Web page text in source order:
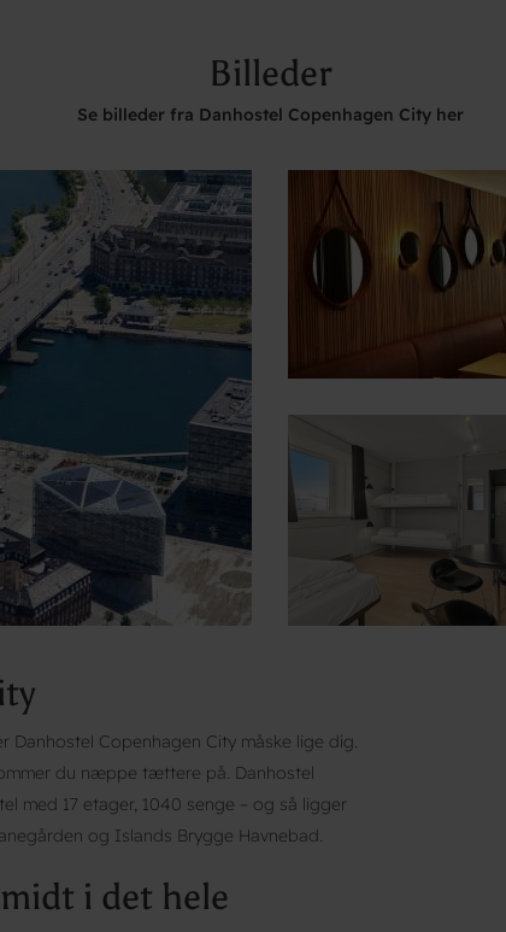
Billeder
Se billeder fra Danhostel Copenhagen City her
Danhostel Copenhagen City måske lige dig.
du næppe tættere på. Danhostel
med 17 etager, 1040 senge – og så ligger
og Islands Brygge Havnebad.
i det hele